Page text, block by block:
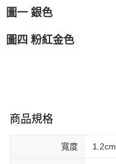
圖一 銀色
圖四 粉紅金色
商品規格
寬度 1.2cm